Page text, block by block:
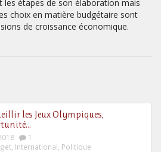
étapes de son élaboration mais
choix en matière budgétaire sont
de croissance économique.
les Jeux Olympiques,
1
International Politique